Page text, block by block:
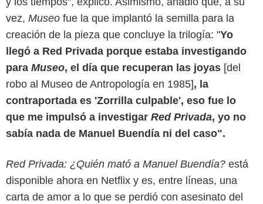
vez, Museo fue la que implantó la semilla para la
creación de la pieza que concluye la trilogía: "Yo
llegó a Red Privada porque estaba investigando
para Museo, el día que recuperan las joyas [del
robo al Museo de Antropología en 1985], la
contraportada es 'Zorrilla culpable', eso fue lo
que me impulsó a investigar Red Privada, yo no
sabía nada de Manuel Buendía ni del caso".
Red Privada: ¿Quién mató a Manuel Buendía? está
disponible ahora en Netflix y es, entre líneas, una
carta de amor a lo que se perdió con asesinato del